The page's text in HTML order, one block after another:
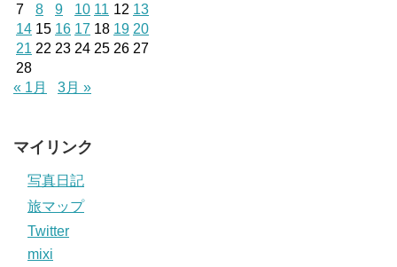
7
8 9 10 11 12 13
14 15 16 17 18 19 20
21 22 23 24 25 26 27
28
« 1月
3月 »
マイリンク
写真日記
旅マップ
Twitter
mixi